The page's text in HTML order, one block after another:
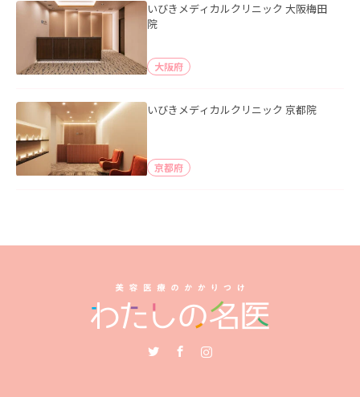
いびきメディカルクリニック 大阪梅田
院
大阪府
いびきメディカルクリニック 京都院
京都府